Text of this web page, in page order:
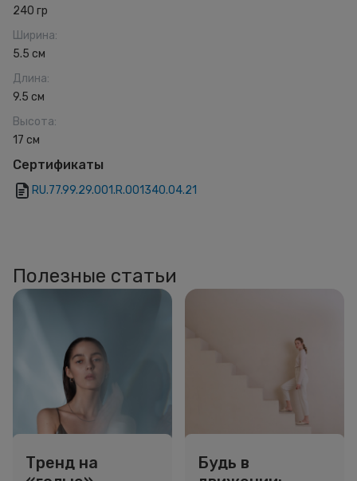
240 гр
Ширина:
5.5 см
Длина:
9.5 см
Высота:
17 см
Сертификаты
RU.77.99.29.001.R.001340.04.21
Полезные статьи
Тренд на
Будь в